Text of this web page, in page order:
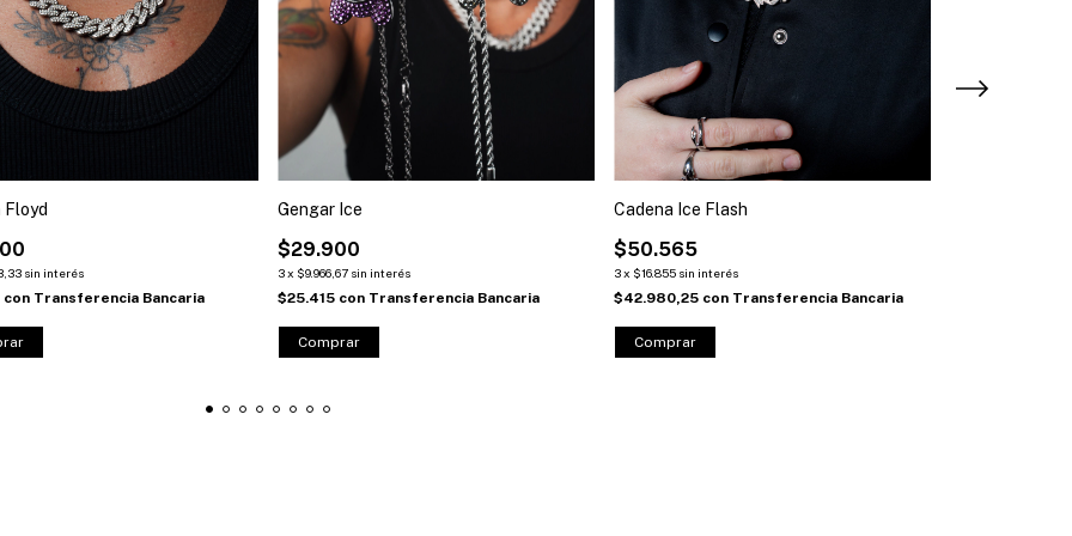
Floyd
sin interés
con Transferencia Bancaria
Gengar Ice
$29.900
3x $9.966,67 sin interés
$25.415 con Transferencia Bancaria
Comprar
Cadena Ice Flash
$50.565
3x $16.855 sin interés
$42.980,25 con Transferencia Bancaria
Comprar